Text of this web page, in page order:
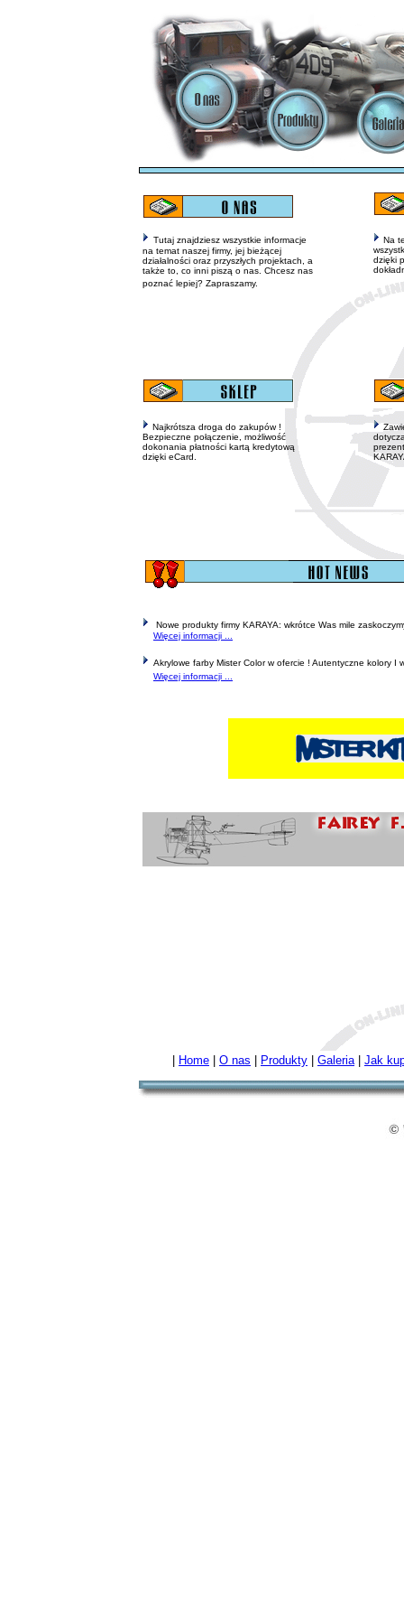
Tutaj znajdziesz wszystkie informacje
na temat naszej firmy, jej bieżącej
działalności oraz przyszłych projektach, a
także to, co inni piszą o nas. Chcesz nas
poznać lepiej? Zapraszamy.
Na
dzięki
Najkrótsza droga do zakupów !
Bezpieczne połączenie, możliwość
dokonania płatności kartą kredytową
dzięki eCard.
Nowe produkty firmy KARAYA: wkrótce Was mile
Więcej informacji ...
Akrylowe farby Mister Color w ofercie ! Autentyczne kolory I
Więcej informacji ...
Home O nas Produkty Galeria| Jak